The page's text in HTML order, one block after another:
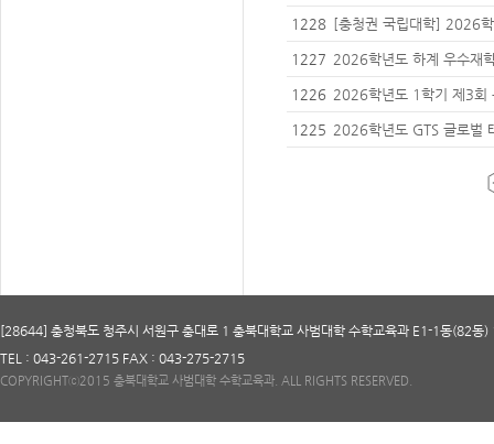
학 안내(4차)
1228 [충청권 국립대학] 2026
대학교 학점 교류 안내
1227 2026학년도 하계 우수재
선발 안내
1226 2026학년도 1학기 제3회
청 안내
1225 2026학년도 GTS 글로벌
안내
[28644] 충청북도 청주시 서원구 충대로 1 충북대학교 사범대학 수학교육과 E1-1동(82동)
TEL : 043-261-2715 FAX : 043-275-2715
COPYRIGHTⓒ2015 충북대학교 사범대학 수학교육과. ALL RIGHTS RESERVED.